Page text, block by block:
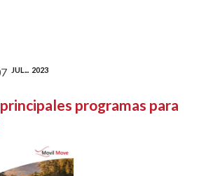
JUL... 2023
programas para